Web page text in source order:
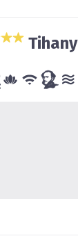
Tihany